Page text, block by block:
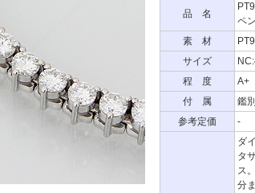
品 名
ペ
素 材
サイズ
程 度
A+
付 属
鑑
参考定価
-
ダ
タ
ス
分